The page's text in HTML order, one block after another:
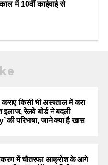
में 10वीं काईवाई से
कराए किसी भी अस्पताल में करा
रेलवे बोर्ड ने बदली
की परिभाषा, जाने क्या है खास
में चौतरफा आक्रोश के आगे